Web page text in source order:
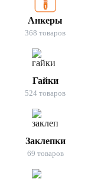
Анкеры
368 товаров
Гайки
524 товаров
Заклепки
69 товаров